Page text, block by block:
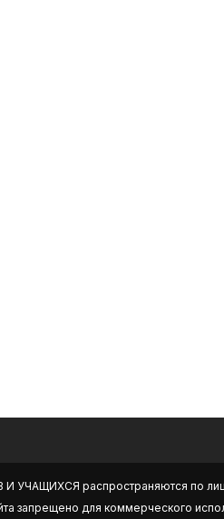
И УЧАЩИХСЯ распространяются по
запрещено для коммерческого